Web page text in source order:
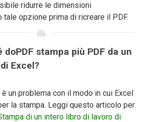
ridurre le dimensioni
opzione prima di ricreare il PDF.
doPDF stampa più PDF da un
Excel?
un problema con il modo in cui Excel
la stampa. Leggi questo articolo per
di un intero libro di lavoro di